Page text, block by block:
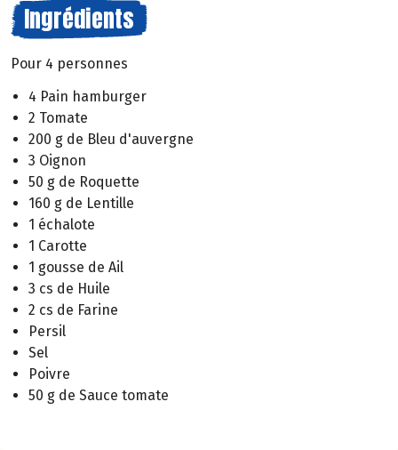
Ingrédients
Pour 4 personnes
4 Pain hamburger
2 Tomate
200 g de Bleu d'auvergne
3 Oignon
50 g de Roquette
160 g de Lentille
1 échalote
1 Carotte
1 gousse de Ail
3 cs de Huile
2 cs de Farine
Persil
Sel
Poivre
50 g de Sauce tomate